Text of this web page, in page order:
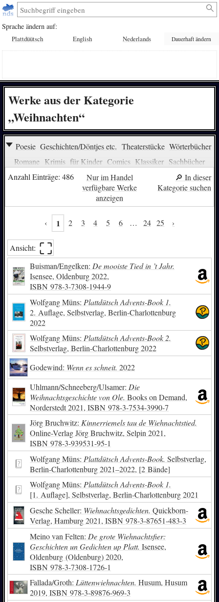
Sprache ändern auf:
Plattdüütsch English Nederlands Dauerhaft ändern
Werke aus der Kategorie
„Weihnachten“
Poesie Geschichten/Döntjes etc. Theaterstücke Wörterbücher
Romane Krimis für Kinder Comics Klassiker Sachbücher
Musik Religion Erotik Jagd Hörbücher
Hörspiele
Sprachlernen (Kinder) Sprachlernen (Erwachsene) Politik
Linguistik Philologie Film/Video Märchen/Sagen
über den Krieg
Essen/Kochen Fantasy
über die Liebe
Anzahl Einträge: 486
Nur im Handel
verfügbare Werke
anzeigen
🔎︎ In dieser
Kategorie suchen
‹ 1 2 3 4 5 6 … 24 25 ›
Ansicht: ⛶︎
Buisman/Engelken: De mooiste Tied in ’t Jahr.
Isensee, Oldenburg 2022,
ISBN978-3-7308-1944-9
Wolfgang Müns: Plattdütsch Advents-Book 1.
2. Auflage, Selbstverlag, Berlin-Charlottenburg
2022
Wolfgang Müns: Plattdütsch Advents-Book 2.
Selbstverlag, Berlin-Charlottenburg 2022
Godewind: Wenn es schneit. 2022
Uhlmann/Schneeberg/Ulsamer: Die
Weihnachtsgeschichte von Ole. Books on Demand,
Norderstedt 2021,ISBN978-3-7534-3990-7
Jörg Bruchwitz: Kinnerriemels tau de Wiehnachtstied.
Online-Verlag Jörg Bruchwitz, Selpin 2021,
ISBN978-3-939531-95-1
Wolfgang Müns: Plattdütsch Advents-Book. Selbstverlag,
Berlin-Charlottenburg 2021–2022, [2 Bände]
Wolfgang Müns: Plattdütsch Advents-Book 1.
[1. Auflage], Selbstverlag, Berlin-Charlottenburg 2021
Gesche Scheller: Wiehnachtsgedichten. Quickborn-
Verlag, Hamburg 2021,ISBN978-3-87651-483-3
Meino van Felten: De grote Wiehnachtsfier:
Geschichten un Gedichten up Platt. Isensee,
Oldenburg (Oldenburg) 2020,
ISBN978-3-7308-1726-1
Fallada/Groth: Lüttenwiehnachten. Husum, Husum
2019,ISBN978-3-89876-969-3